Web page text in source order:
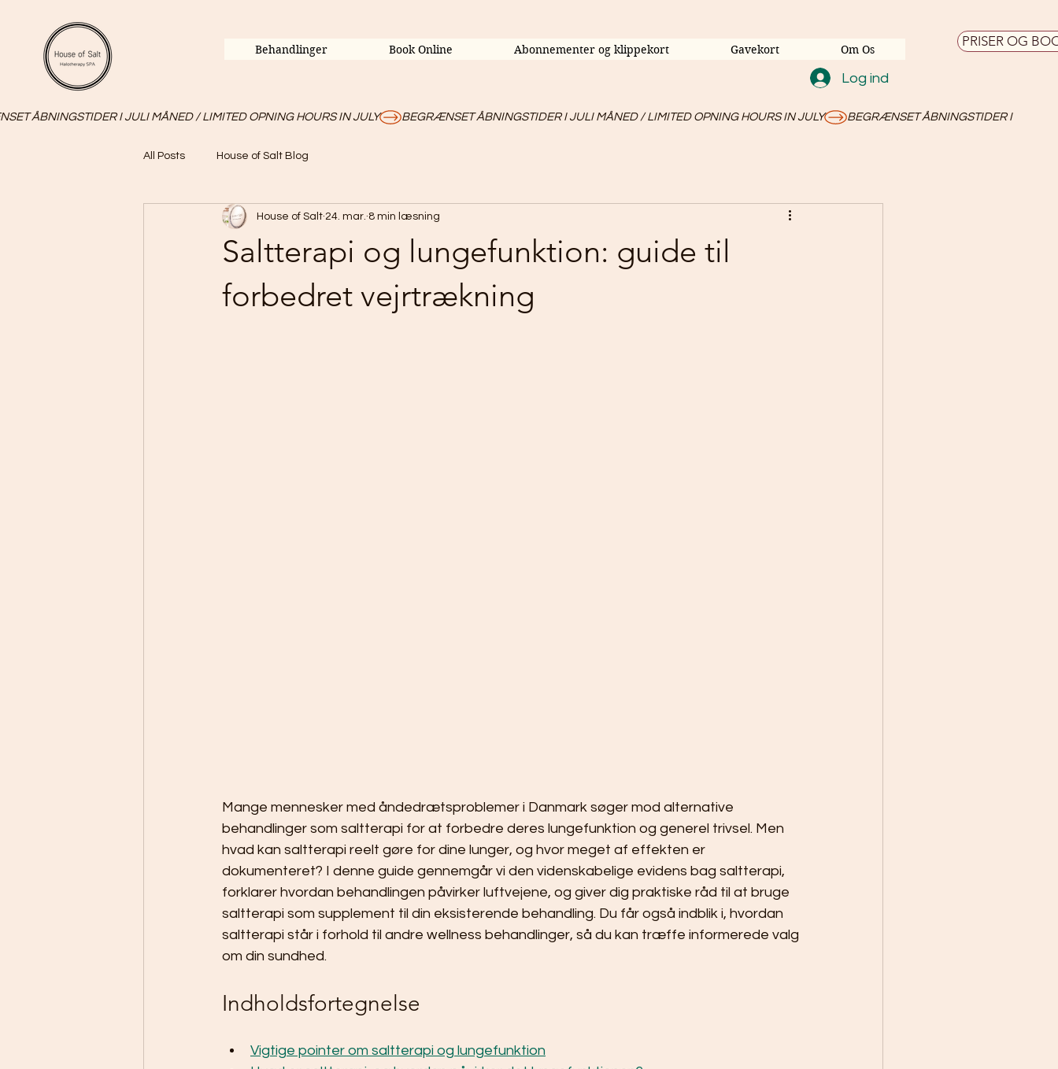
Behandlinger Book Online Abonnementer og klippekort Gavekort Om Os
Log ind
PRISER OG
ÅBNINGSTIDER I JULI MÅNED / LIMITED OPNING HOURS IN JULY
All Posts House of Salt Blog
Saltterapi og lungefunktion: guide til
forbedret vejrtrækning
House of Salt 24. mar. 8 min læsning
Mange mennesker med åndedrætsproblemer i Danmark søger mod alternative
behandlinger som saltterapi for at forbedre deres lungefunktion og generel trivsel. Men
hvad kan saltterapi reelt gøre for dine lunger, og hvor meget af effekten er
dokumenteret? I denne guide gennemgår vi den videnskabelige evidens bag saltterapi,
forklarer hvordan behandlingen påvirker luftvejene, og giver dig praktiske råd til at bruge
saltterapi som supplement til din eksisterende behandling. Du får også indblik i, hvordan
saltterapi står i forhold til andre wellness behandlinger, så du kan træffe informerede valg
om din sundhed.
Indholdsfortegnelse
Vigtige pointer om saltterapi og lungefunktion